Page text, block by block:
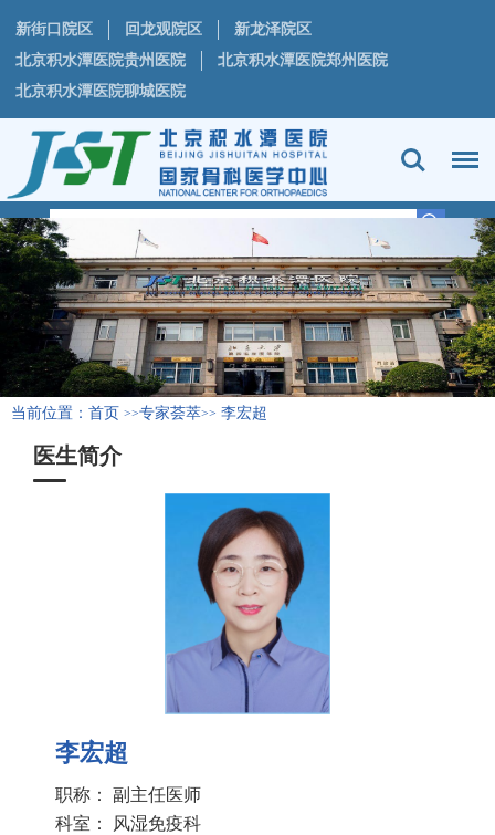
新街口院区 回龙观院区
新龙泽院区
北京积水潭医院贵州医院
北京积水潭医院郑州医院
北京积水潭医院聊城医院
当前位置： 首页 >>专家荟萃>> 李宏超
医生简介
李宏超
职称： 副主任医师
科室：
风湿免疫科